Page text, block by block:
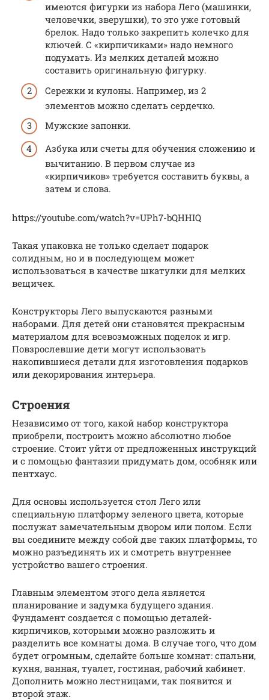
имеются фигурки из набора Лего (машинки,
человечки, зверушки), то это уже готовый
брелок. Надо только закрепить колечко для
ключей. С «кирпичиками» надо немного
подумать. Из мелких деталей можно
составить оригинальную фигурку.
Сережки и кулоны. Например, из 2
элементов можно сделать сердечко.
Мужские запонки.
Азбука или счеты для обучения сложению и
вычитанию. В первом случае из
«кирпичиков» требуется составить буквы, а
затем и слова.
https://youtube.com/watch?v=UPh7-bQHHIQ
Такая упаковка не только сделает подарок
солидным, но и в последующем может
использоваться в качестве шкатулки для мелких
вещичек.
Конструкторы Лего выпускаются разными
наборами. Для детей они становятся прекрасным
материалом для всевозможных поделок и игр.
Повзрослевшие дети могут использовать
накопившиеся детали для изготовления подарков
или декорирования интерьера.
Строения
Независимо от того, какой набор конструктора
приобрели, построить можно абсолютно любое
строение. Стоит уйти от предложенных инструкций
и с помощью фантазии придумать дом, особняк или
пентхаус.
Для основы используется стол Лего или
специальную платформу зеленого цвета, которые
послужат замечательным двором или полом. Если
вы соедините между собой две таких платформы, то
можно разъединять их и смотреть внутреннее
устройство вашего строения.
Главным элементом этого дела является
планирование и задумка будущего здания.
Фундамент создается с помощью деталей-
кирпичиков, которыми можно разложить и
разделить все комнаты дома. В случае того, что дом
будет огромным, сделайте больше комнат: спальни,
кухня, ванная, туалет, гостиная, рабочий кабинет.
Дополнить можно лестницами, так появится и
второй этаж.